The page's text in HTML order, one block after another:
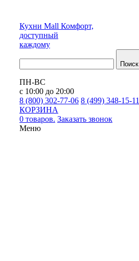
Кухни Mall Комфорт,
доступный
каждому
Поиск
ПН-ВС
с 10:00 до 20:00
8 (800) 302-77-06 8 (499) 348-15-11
КОРЗИНА
0 товаров. Заказать звонок
Меню